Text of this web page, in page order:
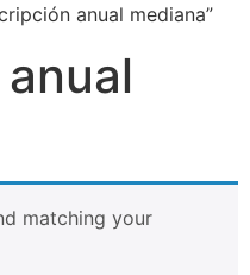
anual mediana”
matching your